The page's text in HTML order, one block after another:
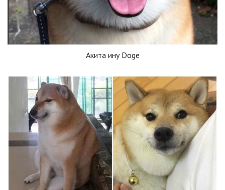
Акита ину Doge